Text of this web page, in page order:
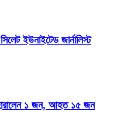
ইউনাইটেড জার্নালিস্ট
১ জন, আহত ১৫ জন